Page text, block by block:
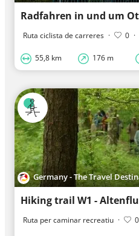
Radfahren in und um
Ruta ciclista de carreres · 0 ·
55,8 km 176 m
Germany - The Travel
Hiking trail W1 -
Ruta per caminar recreatiu · 0